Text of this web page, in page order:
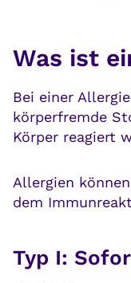
Was ist
Bei einer
körperfremde
Körper reagiert
Allergien
dem
Typ I: